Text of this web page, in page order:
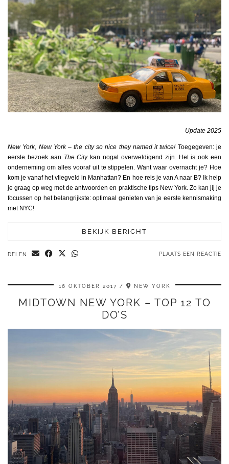
Update 2025
New York, New York – the city so nice they named it twice!Toegegeven: je
eerste bezoek aan The Citykan nogal overweldigend zijn. Het is ook een
onderneming om alles vooraf uit te stippelen. Want waar overnacht je? Hoe
kom je vanaf het vliegveld in Manhattan? En hoe reis je van A naar B? Ik help
je graag op weg met de antwoorden en praktische tips New York. Zo kan jij je
focussen op het belangrijkste: optimaal genieten van je eerste kennismaking
met NYC!
BEKIJK BERICHT
DELEN PLAATS EEN REACTIE
16 OKTOBER 2017 NEW YORK
MIDTOWN NEW YORK – TOP 12 TO
DO’S